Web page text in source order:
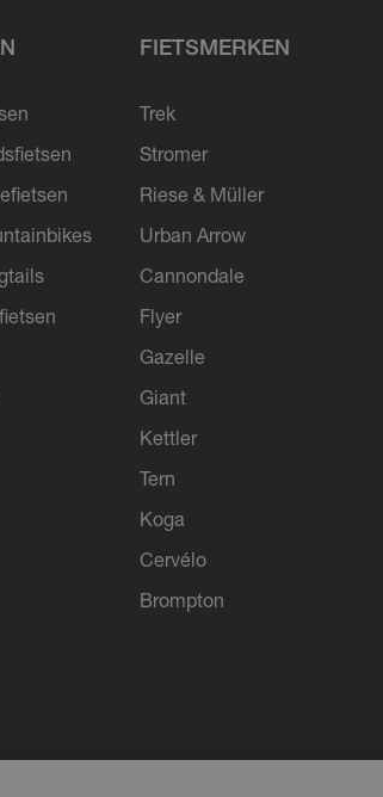
FIETSMERKEN
Trek
Stromer
Riese & Müller
Urban Arrow
Cannondale
Flyer
Gazelle
Giant
Kettler
Tern
Koga
Cervélo
Brompton